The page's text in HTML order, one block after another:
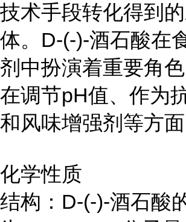
技术手段转化得到
体。D-(-)-酒石酸在
剂中扮演着重要角
在调节pH值、作为
和风味增强剂等方面
化学性质
结构：D-(-)-酒石酸